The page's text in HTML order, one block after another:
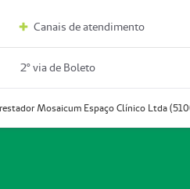
Canais de atendimento
2º via de Boleto